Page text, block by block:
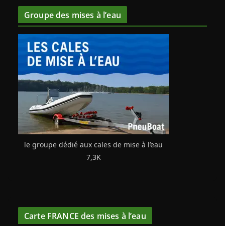
Groupe des mises à l’eau
le groupe dédié aux cales de mise à l’eau
7,3K
Carte FRANCE des mises à l’eau